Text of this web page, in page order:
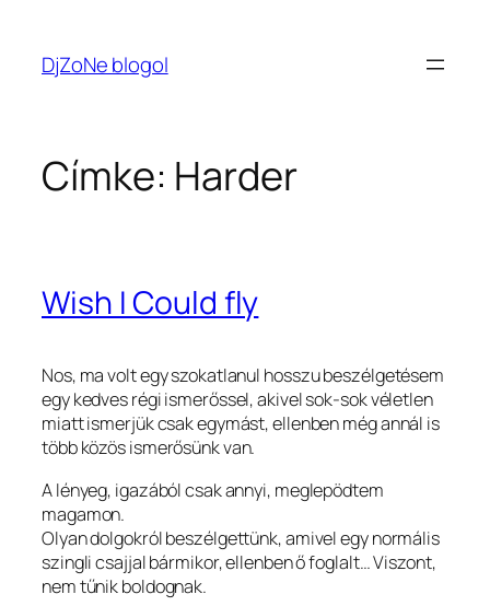
tartalomhoz
DjZoNe blogol
Címke: Harder
Wish I Could fly
Nos, ma volt egy szokatlanul hosszu beszélgetésem
egy kedves régi ismerőssel, akivel sok-sok véletlen
miatt ismerjük csak egymást, ellenben még annál is
több közös ismerősünk van.
A lényeg, igazából csak annyi, meglepödtem
magamon.
Olyan dolgokról beszélgettünk, amivel egy normális
szingli csajjal bármikor, ellenben ő foglalt… Viszont,
nem tűnik boldognak.